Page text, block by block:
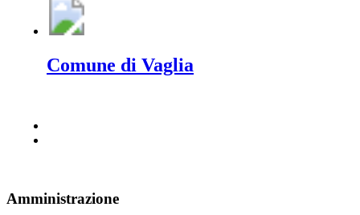
Comune di Vaglia
Amministrazione